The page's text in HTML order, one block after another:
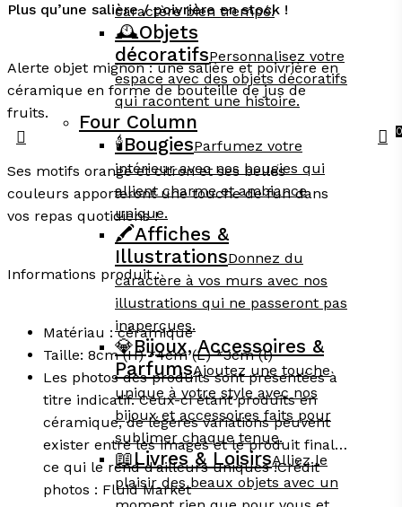
0
Menu
caractère bien trempé.
🕰️Objets
décoratifsPersonnalisez votre
espace avec des objets décoratifs
qui racontent une histoire.
Four Column
🕯️BougiesParfumez votre
intérieur avec nos bougies qui
allient charme et ambiance
unique.
🖍️Affiches &
IllustrationsDonnez du
caractère à vos murs avec nos
illustrations qui ne passeront pas
inaperçues.
💎Bijoux, Accessoires &
ParfumsAjoutez une touche
unique à votre style avec nos
bijoux et accessoires faits pour
sublimer chaque tenue.
📖Livres & LoisirsAlliez le
plaisir des beaux objets avec un
Plus qu’une salière / poivrière en stock !
Alerte objet mignon : une salière et poivrière en
céramique en forme de bouteille de jus de
fruits.
Ses motifs orange et citron et ses belles
couleurs apporteront une touche de fun dans
vos repas quotidiens !
Informations produit :
Matériau : céramique
Taille: 8cm (H) *4cm (L) *3cm (l)
Les photos des produits sont présentées à
titre indicatif. Ceux-ci étant produits en
céramique, de légères variations peuvent
exister entre les images et le produit final…
ce qui le rend d’ailleurs uniques !Crédit
photos : Fluid Market